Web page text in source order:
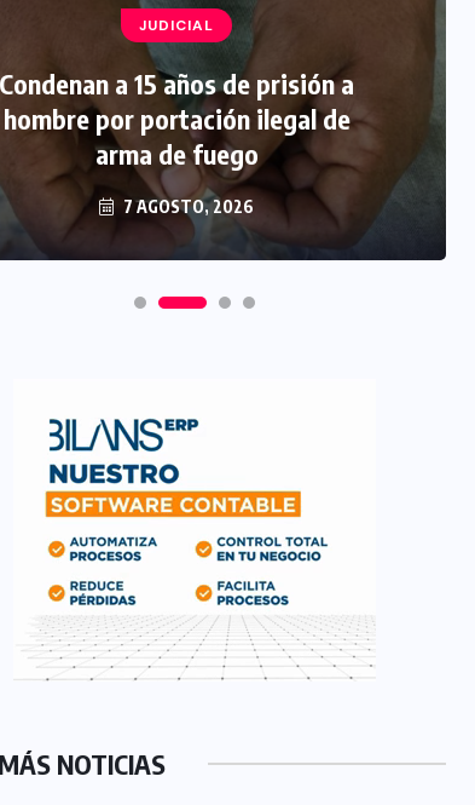
JUDICIAL
Condenan a 15 años de prisión a
hombre por portación ilegal de
arma de fuego
7 AGOSTO, 2026
MÁS NOTICIAS